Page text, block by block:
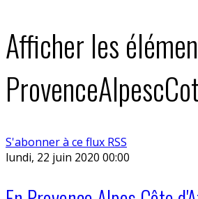
Afficher les
S'abonner à ce flux RSS
lundi, 22 juin 2020 00:00